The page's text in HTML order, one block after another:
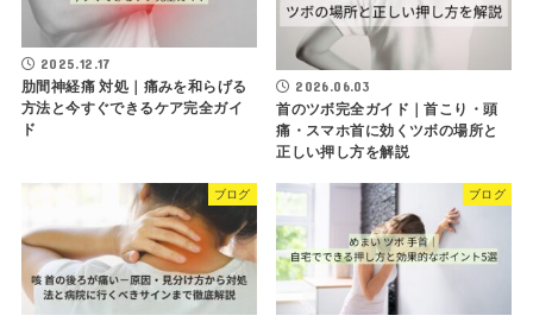
2025.12.17
肋間神経痛 対処｜痛みを和らげる
方法と今すぐできるケア完全ガイ
ド
2026.06.03
首のツボ完全ガイド｜首こり・頭
痛・スマホ首に効くツボの場所と
正しい押し方を解説
ブログ ブログ